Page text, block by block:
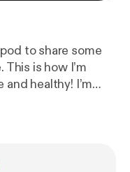
to share some
is how I’m
healthy! I’m